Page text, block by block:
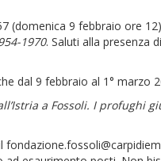
(domenica 9 febbraio ore
1970. Saluti alla presenza
dal 9 febbraio al 1° marzo
a Fossoli. I profughi